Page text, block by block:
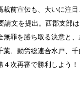
前宣伝も、大いに注目
請文を提出。西郡支部
無罪を勝ち取る決意と
、動労総連合水戸、
次再審で勝利しよう！